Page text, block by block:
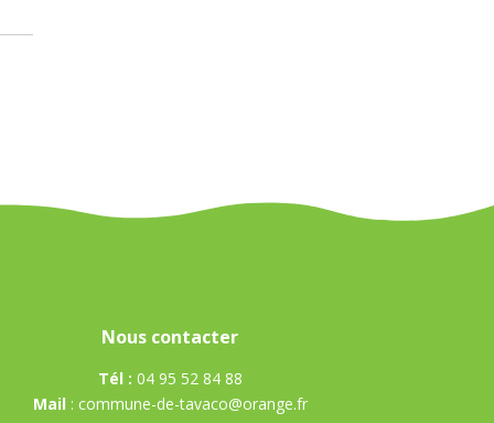
Nous contacter
Tél : 04 95 52 84 88
Mail : commune-de-tavaco@orange.fr